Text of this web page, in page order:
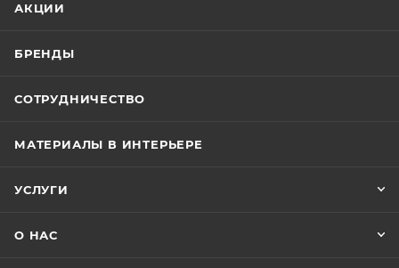
АКЦИИ
БРЕНДЫ
СОТРУДНИЧЕСТВО
МАТЕРИАЛЫ В ИНТЕРЬЕРЕ
УСЛУГИ
О НАС